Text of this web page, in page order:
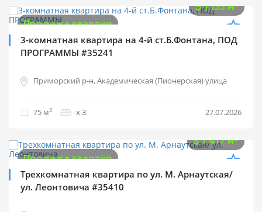
$1 133 м2
Продажа квартир
3-комнатная квартира на 4-й ст.Б.Фонтана, ПОД
ПРОГРАММЫ #35241
Приморский р-н, Академическая (Пионерская) улица
75 м2 х 3 27.07.2026
$1 417 м2
Продажа квартир
Трехкомнатная квартира по ул. М. Арнаутская/
ул. Леонтовича #35410